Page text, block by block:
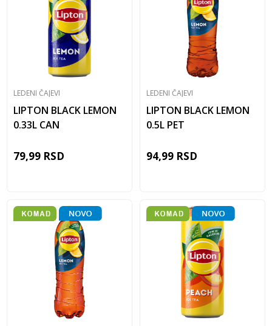
LEDENI ČAJEVI
LIPTON BLACK LEMON
0.33L CAN
79,99 RSD
LEDENI ČAJEVI
LIPTON BLACK LEMON
0.5L PET
94,99 RSD